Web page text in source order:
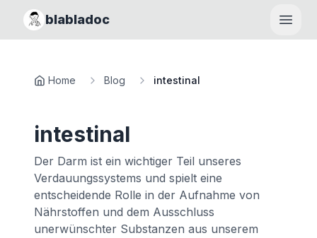
blabladoc
Home Blog intestinal
intestinal
Der Darm ist ein wichtiger Teil unseres
Verdauungssystems und spielt eine
entscheidende Rolle in der Aufnahme von
Nährstoffen und dem Ausschluss
unerwünschter Substanzen aus unserem